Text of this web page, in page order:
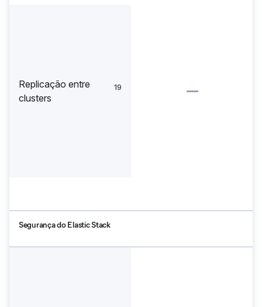
Replicação entre
clusters
19
Segurança do Elastic Stack